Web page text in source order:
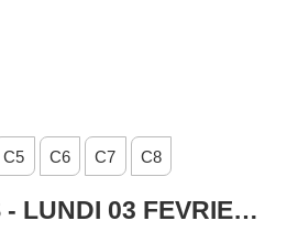
C5 C6 C7 C8
R4 - GRAIGNES - LUNDI 03 FEVRIER 2025